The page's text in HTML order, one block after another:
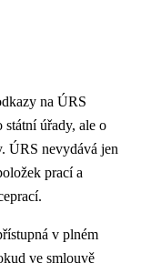
na ÚRS
úřady, ale o
ÚRS nevydává jen
prací a
v plném
ve smlouvě